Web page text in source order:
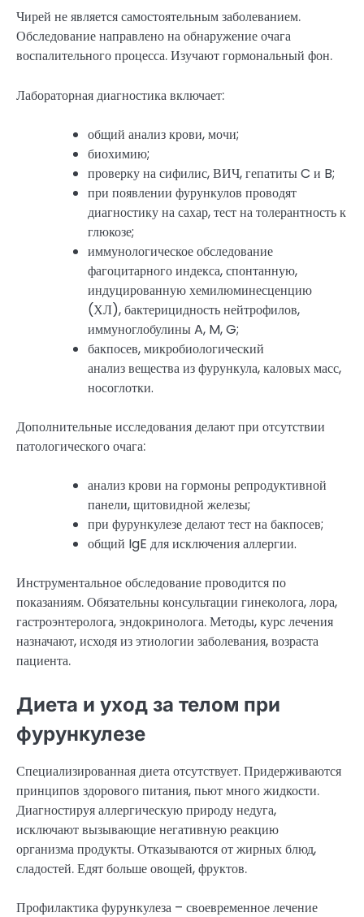
Чирей не является самостоятельным заболеванием.
Обследование направлено на обнаружение очага
воспалительного процесса. Изучают гормональный фон.
Лабораторная диагностика включает:
общий анализ крови, мочи;
биохимию;
проверку на сифилис, ВИЧ, гепатиты C и B;
при появлении фурункулов проводят
диагностику на сахар, тест на толерантность к
глюкозе;
иммунологическое обследование
фагоцитарного индекса, спонтанную,
индуцированную хемилюминесценцию
(ХЛ), бактерицидность нейтрофилов,
иммуноглобулины A, M, G;
бакпосев, микробиологический
анализ вещества из фурункула, каловых масс,
носоглотки.
Дополнительные исследования делают при отсутствии
патологического очага:
анализ крови на гормоны репродуктивной
панели, щитовидной железы;
при фурункулезе делают тест на бакпосев;
общий IgE для исключения аллергии.
Инструментальное обследование проводится по
показаниям. Обязательны консультации гинеколога, лора,
гастроэнтеролога, эндокринолога. Методы, курс лечения
назначают, исходя из этиологии заболевания, возраста
пациента.
Диета и уход за телом при
фурункулезе
Специализированная диета отсутствует. Придерживаются
принципов здорового питания, пьют много жидкости.
Диагностируя аллергическую природу недуга,
исключают вызывающие негативную реакцию
организма продукты. Отказываются от жирных блюд,
сладостей. Едят больше овощей, фруктов.
Профилактика фурункулеза – своевременное лечение